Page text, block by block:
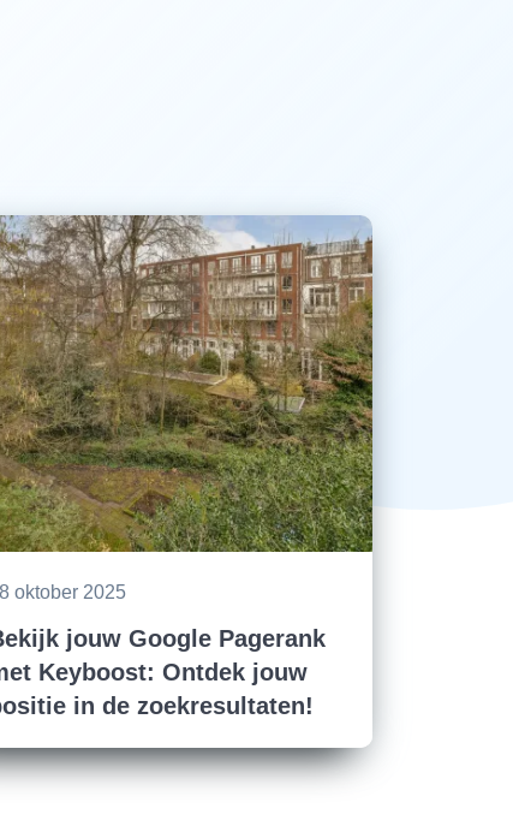
oktober 2025
jouw Google Pagerank
Keyboost: Ontdek jouw
in de zoekresultaten!